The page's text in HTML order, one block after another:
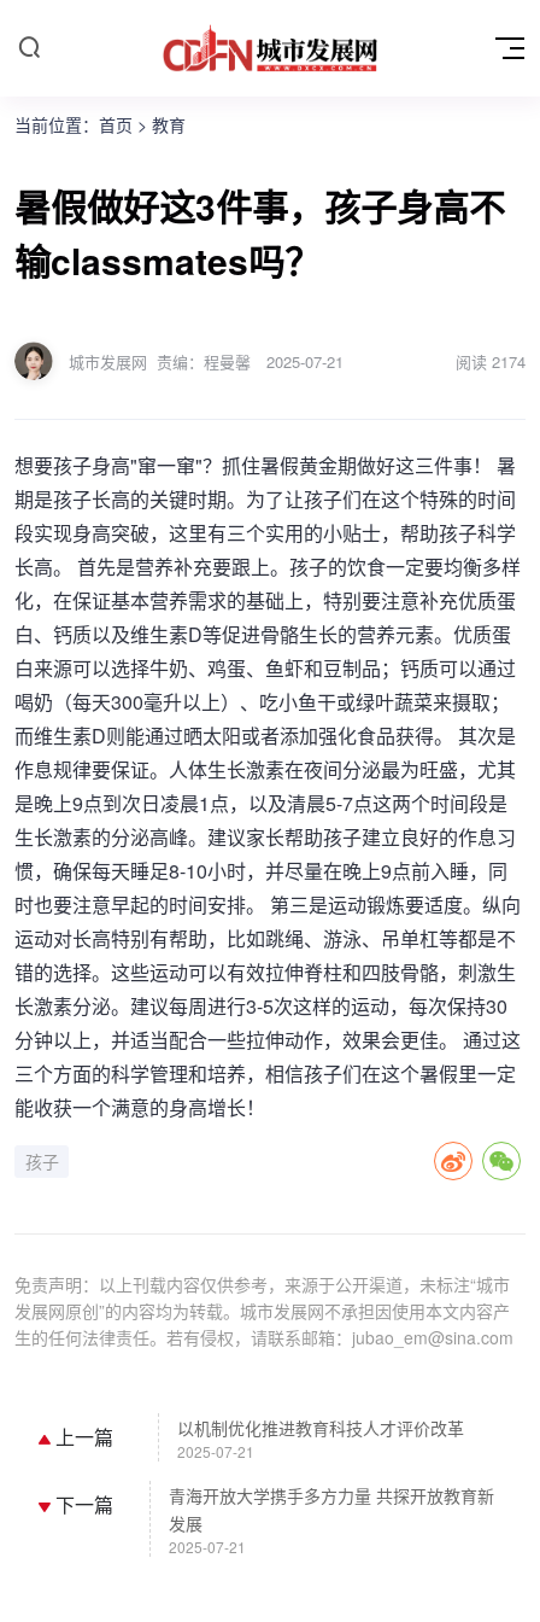
当前位置： 首页 > 教育
暑假做好这3件事，孩子身高不
输classmates吗？
城市发展网 责编：程曼馨 2025-07-21 阅读 2174
想要孩子身高"窜一窜"？抓住暑假黄金期做好这三件事！ 暑
期是孩子长高的关键时期。为了让孩子们在这个特殊的时间
段实现身高突破，这里有三个实用的小贴士，帮助孩子科学
长高。 首先是营养补充要跟上。孩子的饮食一定要均衡多样
化，在保证基本营养需求的基础上，特别要注意补充优质蛋
白、钙质以及维生素D等促进骨骼生长的营养元素。优质蛋
白来源可以选择牛奶、鸡蛋、鱼虾和豆制品；钙质可以通过
喝奶（每天300毫升以上）、吃小鱼干或绿叶蔬菜来摄取；
而维生素D则能通过晒太阳或者添加强化食品获得。 其次是
作息规律要保证。人体生长激素在夜间分泌最为旺盛，尤其
是晚上9点到次日凌晨1点，以及清晨5-7点这两个时间段是
生长激素的分泌高峰。建议家长帮助孩子建立良好的作息习
惯，确保每天睡足8-10小时，并尽量在晚上9点前入睡，同
时也要注意早起的时间安排。 第三是运动锻炼要适度。纵向
运动对长高特别有帮助，比如跳绳、游泳、吊单杠等都是不
错的选择。这些运动可以有效拉伸脊柱和四肢骨骼，刺激生
长激素分泌。建议每周进行3-5次这样的运动，每次保持30
分钟以上，并适当配合一些拉伸动作，效果会更佳。 通过这
三个方面的科学管理和培养，相信孩子们在这个暑假里一定
能收获一个满意的身高增长！
孩子
免责声明：以上刊载内容仅供参考，来源于公开渠道，未标注“城市
发展网原创”的内容均为转载。城市发展网不承担因使用本文内容产
生的任何法律责任。若有侵权，请联系邮箱：jubao_em@sina.com
上一篇 以机制优化推进教育科技人才评价改革
2025-07-21
下一篇
青海开放大学携手多方力量 共探开放教育新
发展
2025-07-21